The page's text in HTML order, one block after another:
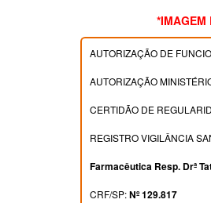
*IMAGEM
AUTORIZAÇÃO DE
AUTORIZAÇÃO
CERTIDÃO DE
REGISTRO VIGILÂNCIA
Farmacêutica Resp. Drª
CRF/SP:Nº 129.817